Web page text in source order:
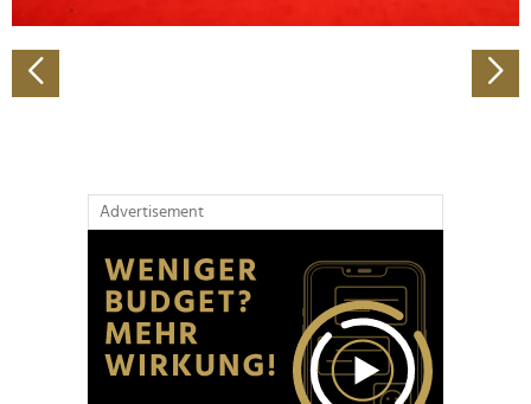
Verwendung unserer Website an unsere Partner für
Partner führen diese Informationen möglicherweise mit
weiteren Daten zusammen, die Sie ihnen bereitgestellt
Advertisement